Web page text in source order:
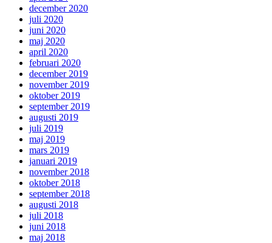
december 2020
juli 2020
juni 2020
maj 2020
april 2020
februari 2020
december 2019
november 2019
oktober 2019
september 2019
augusti 2019
juli 2019
maj 2019
mars 2019
januari 2019
november 2018
oktober 2018
september 2018
augusti 2018
juli 2018
juni 2018
maj 2018